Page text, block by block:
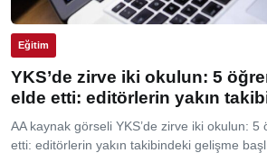
Eğitim
YKS’de zirve iki okulun: 5
elde etti: editörlerin yakın
AA kaynak görseli YKS’de zirve iki okulun: 5
etti: editörlerin yakın takibindeki gelişme